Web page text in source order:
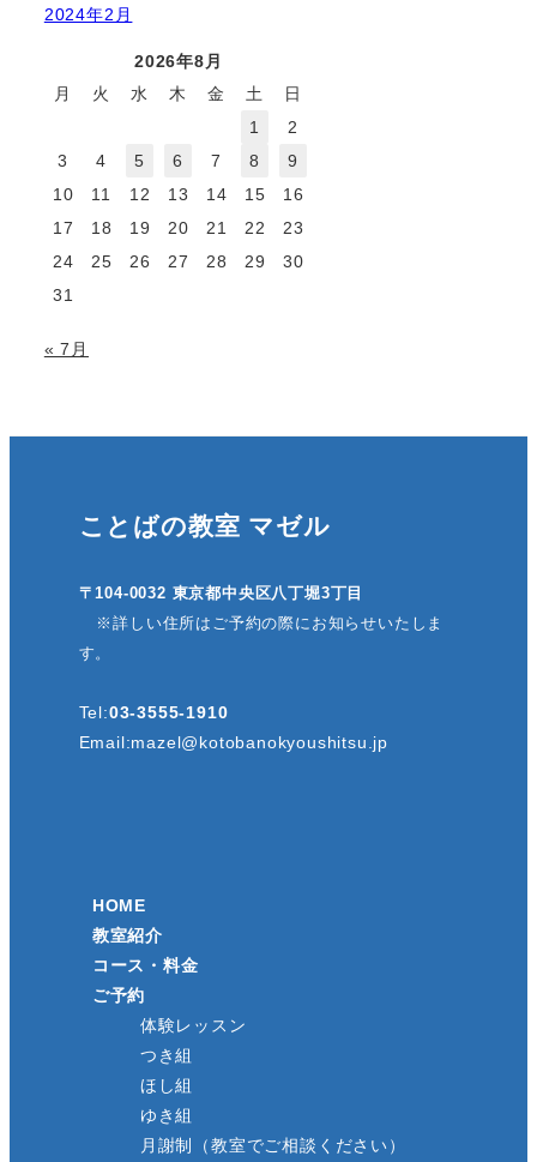
2024年2月
2026年8月
月
火 水 木 金 土
日
1
2
3
4 5 6 7 8
9
10
11 12 13 14 15
16
17
18 19 20 21 22
23
24
25 26 27 28 29
30
31
« 7月
ことばの教室 マゼル
〒104-0032 東京都中央区八丁堀3丁目
※詳しい住所はご予約の際にお知らせいたしま
す。
Tel:03-3555-1910
Email:mazel@kotobanokyoushitsu.jp
HOME
教室紹介
コース・料金
ご予約
体験レッスン
つき組
ほし組
ゆき組
月謝制（教室でご相談ください）